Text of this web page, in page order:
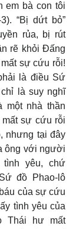
em bà con tôi
“Bị dứt bỏ”
rủa, bị rút
rẽ khỏi Đấng
sự cứu rỗi!
là điều Sứ
là suy nghĩ
một nhà thần
mất sự cứu rỗi
nhưng tại đây
ông với người
yêu, chứ
đồ Phao-lô
của sự cứu
tình yêu của
Thái hư mất